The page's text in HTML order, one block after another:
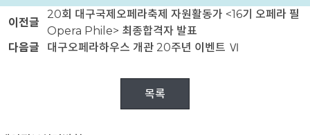
이전글
20회 대구국제오페라축제 자원활동가 <16기 오페라 필
Opera Phile> 최종합격자 발표
다음글
대구오페라하우스 개관 20주년 이벤트 Ⅵ
목록